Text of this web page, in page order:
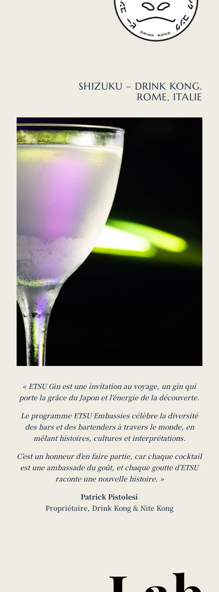
SHIZUKU – DRINK KONG.
ROME, ITALIE
« ETSU Gin est une invitation au voyage, un gin qui
porte la grâce du Japon et l’énergie de la découverte.
Le programme ETSU Embassies célèbre la diversité
des bars et des bartenders à travers le monde, en
mêlant histoires, cultures et interprétations.
C’est un honneur d’en faire partie, car chaque cocktail
est une ambassade du goût, et chaque goutte d’ETSU
raconte une nouvelle histoire. »
Patrick Pistolesi
Propriétaire, Drink Kong & Nite Kong